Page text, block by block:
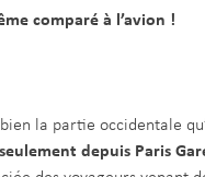
comparé à l’avion !
la partie occidentale
depuis Paris